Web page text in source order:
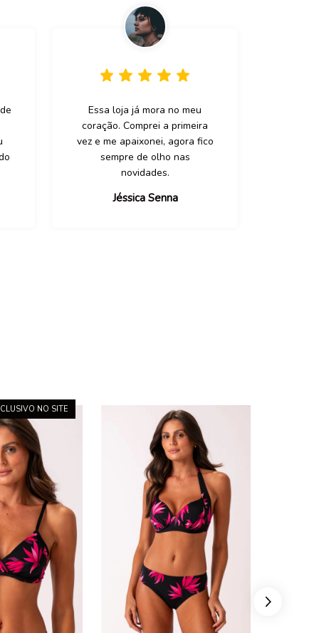
Essa loja já mora no meu
coração. Comprei a primeira
vez e me apaixonei, agora fico
sempre de olho nas
novidades.
Jéssica Senna
NO SITE